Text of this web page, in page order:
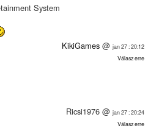
System
KikiGames @ jan 27 : 20:12
Válasz erre
Ricsi1976 @ jan 27 : 20:24
Válasz erre